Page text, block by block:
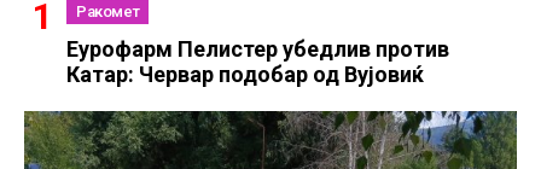
Ракомет
Еурофарм Пелистер убедлив против
Катар: Червар подобар од Вујовиќ